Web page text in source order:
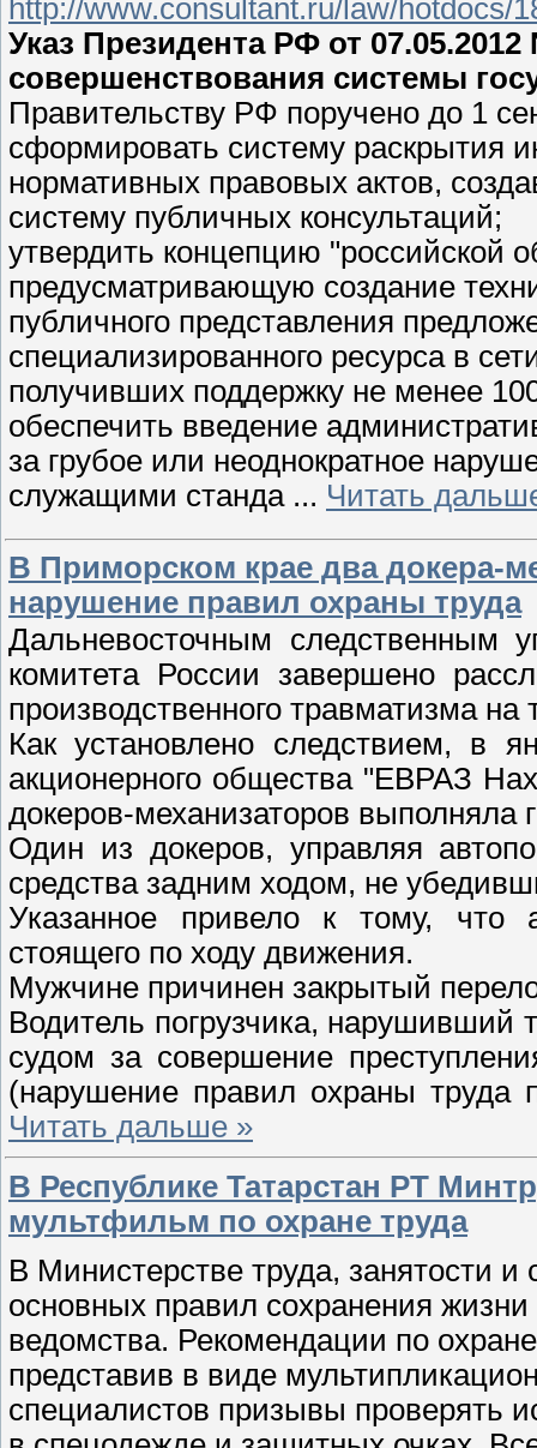
http://www.consultant.ru/law/hotdocs/
Указ Президента РФ от
совершенствования системы
Правительству РФ поручено до 1
сформировать систему раскрытия
нормативных правовых актов,
систему публичных консультаций;
утвердить концепцию "российской
предусматривающую создание
публичного представления
специализированного ресурса в
получивших поддержку не менее
обеспечить введение
за грубое или неоднократное
служащими станда ... Читать
В Приморском крае два докера-
нарушение правил охраны труда
Дальневосточным следственным
комитета России завершено
производственного травматизма
Как установлено следствием, в
акционерного общества "ЕВРАЗ
докеров-механизаторов выполняла
Один из докеров, управляя
средства задним ходом, не
Указанное привело к тому, что
стоящего по ходу движения.
Мужчине причинен закрытый
Водитель погрузчика, нарушивший
судом за совершение
(нарушение правил охраны труда
Читать дальше »
В Республике Татарстан РТ
мультфильм по охране труда
В Министерстве труда, занятости
основных правил сохранения
ведомства. Рекомендации по
представив в виде
специалистов призывы проверять